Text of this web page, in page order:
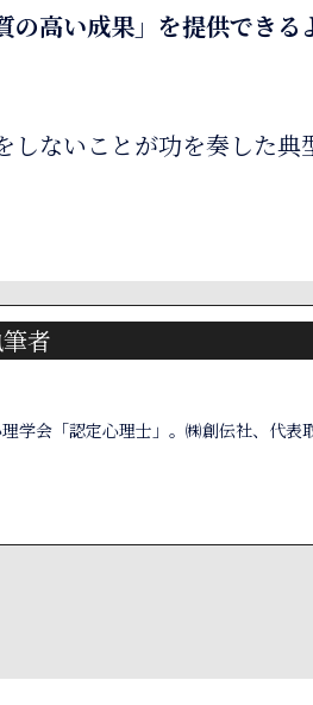
高い成果」を提供でき
ないことが功を奏した典
者
学会「認定心理士」。㈱創伝社、代表